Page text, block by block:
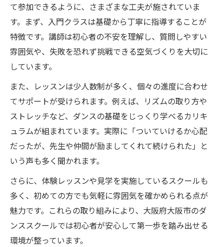
ダンススクール体験レッスンの魅力と参加
方法
初めてでも楽しめる大阪ダンススクール体
験談
未経験者向けダンススクール選びのコツ
大阪のダンススクールで体験すべきレッス
ン
ダンススクール初参加時の不安を解消する
方法
やさしく学べる初心者コースの選び方
方
ダンススクール選びで重視すべきポイント
やさしい指導が魅力のダンススクールとは
初心者コースで上達できるダンススクール
て参加できるように、さまざまな工夫が施されていま
す。まず、入門クラスは基礎から丁寧に指導することが
特徴です。講師は初心者の不安を理解し、質問しやすい
雰囲気や、失敗を恐れず挑戦できる空気づくりを大切に
しています。
また、レッスンは少人数制が多く、個々の進度に合わせ
てサポートが受けられます。例えば、リズムの取り方や
ストレッチなど、ダンスの基礎をじっくり学べるカリキ
ュラムが組まれています。実際に「ついていけるか心配
だったが、先生や仲間が励ましてくれて続けられた」と
いう声も多く聞かれます。
さらに、体験レッスンや見学を実施しているスクールも
多く、初めての方でも気軽に雰囲気を確かめられる点が
魅力です。これらの取り組みにより、大阪府大阪市のダ
ンススクールでは初心者が安心して第一歩を踏み出せる
環境が整っています。